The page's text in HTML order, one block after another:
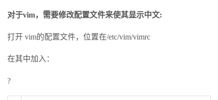
对于vim，需要修改配置文件来使其显示中文:
打开 vim的配置文件，位置在/etc/vim/vimrc
在其中加入：
?